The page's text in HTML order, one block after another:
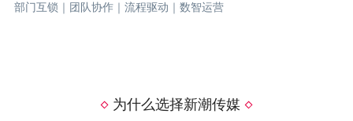
部门互锁｜团队协作｜流程驱动｜数智运营
为什么选择新潮传媒